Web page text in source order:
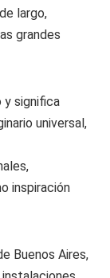
largo,
grandes
y significa
universal,
inspiración
Buenos Aires,